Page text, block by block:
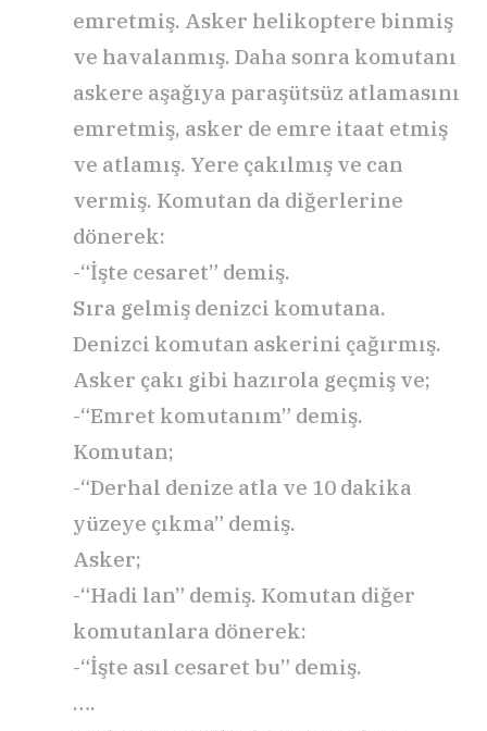
emretmiş. Asker helikoptere binmiş
ve havalanmış. Daha sonra komutanı
askere aşağıya paraşütsüz atlamasını
emretmiş, asker de emre itaat etmiş
ve atlamış. Yere çakılmış ve can
vermiş. Komutan da diğerlerine
dönerek:
-“İşte cesaret” demiş.
Sıra gelmiş denizci komutana.
Denizci komutan askerini çağırmış.
Asker çakı gibi hazırola geçmiş ve;
-“Emret komutanım” demiş.
Komutan;
-“Derhal denize atla ve 10 dakika
yüzeye çıkma” demiş.
Asker;
-“Hadi lan” demiş. Komutan diğer
komutanlara dönerek:
-“İşte asıl cesaret bu” demiş.
….